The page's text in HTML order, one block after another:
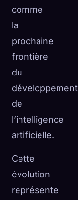
comme
la
prochaine
frontière
du
développement
de
l’intelligence
artificielle.
Cette
évolution
représente